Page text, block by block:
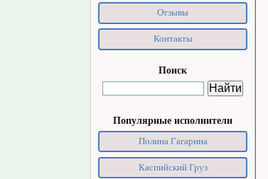
Отзывы
Контакты
Поиск
Популярные исполнители
Полина Гагарина
Каспийский Груз